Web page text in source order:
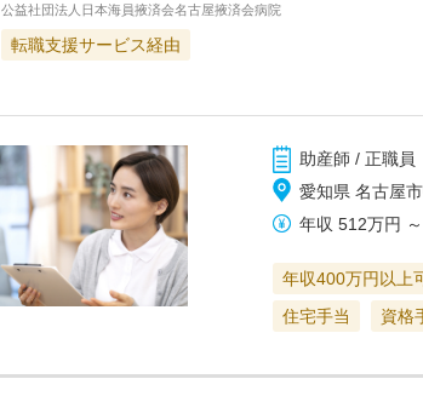
公益社団法人日本海員掖済会名古屋掖済会病院
転職支援サービス経由
助産師 / 正職員
愛知県 名古屋
年収 512万円 ～
年収400万円以上
住宅手当
資格